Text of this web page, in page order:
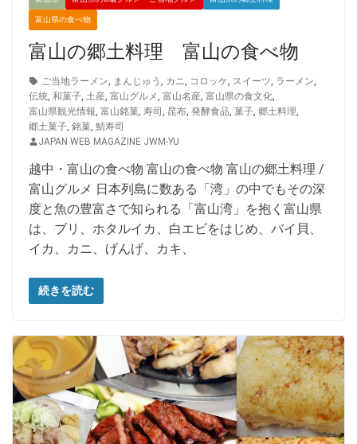
富山県の食べ物
富山の郷土料理 富山の食べ物
ご当地ラーメン まんじゅう カニ コロッケ スイーツ ラーメン
伝統 和菓子 土産 富山グルメ 富山名産 富山県の食文化
富山県観光情報 富山銘菓 寿司 昆布 発酵食品 菓子 郷土料理
郷土菓子 銘菓 鯖寿司
JAPAN WEB MAGAZINE JWM-YU
越中・富山の食べ物 富山の食べ物 富山の郷土料理 /
富山グルメ 日本列島に数ある「湾」の中でもその深
度と魚の豊富さで知られる「富山湾」を抱く富山県
は、ブリ、ホタルイカ、白エビをはじめ、バイ貝、
イカ、カニ、げんげ、カキ、
続きを読む